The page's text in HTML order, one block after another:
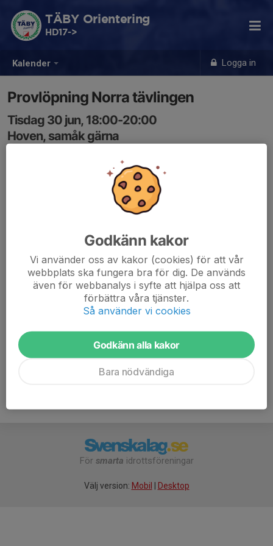
Kalender Logga in
TÄBY Orientering
HD17->
Provlöpning Norra tävlingen
Tisdag 30 jun, 18:00-20:00
Hoven, samåk gärna
Samling: 18:00, Hoven badplats Älgeby
Provlöpning inför vår tävling i Norra områdets fina
skogar med bad och grillning efteråt. Vi banläggare vill
förbättringar kan föreslås.
Tänk på att inte ha GPS-klocka som automatiskt lägger
ut banorna på nätet.
Samåk i mest möjliga mån för parkeringen är ganska
För smarta idrottsföreningar
Välj version: Mobil Desktop
Godkänn kakor
Vi använder oss av kakor (cookies) för att vår
webbplats ska fungera bra för dig. De används
även för webbanalys i syfte att hjälpa oss att
förbättra våra tjänster.
Så använder vi cookies
Godkänn alla kakor
Bara nödvändiga